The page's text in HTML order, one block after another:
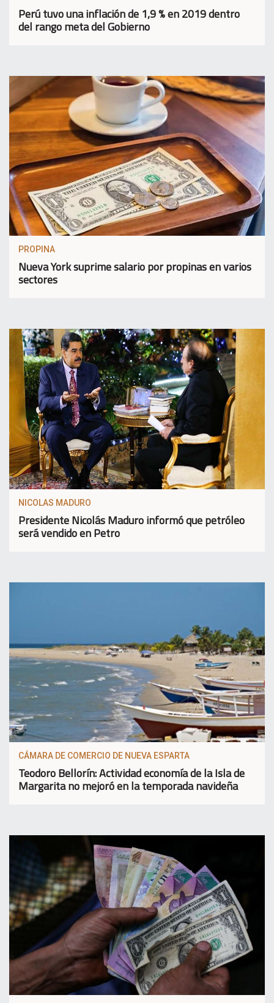
Perú tuvo una inflación de 1,9 % en 2019 dentro
del rango meta del Gobierno
PROPINA
Nueva York suprime salario por propinas en varios
sectores
NICOLAS MADURO
Presidente Nicolás Maduro informó que petróleo
será vendido en Petro
CÁMARA DE COMERCIO DE NUEVA ESPARTA
Teodoro Bellorín: Actividad economía de la Isla de
Margarita no mejoró en la temporada navideña